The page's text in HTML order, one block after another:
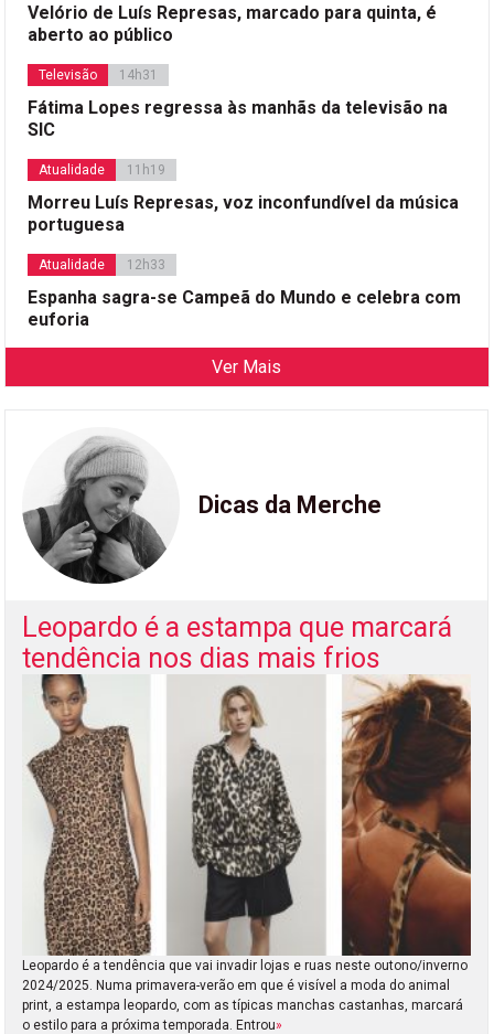
Velório de Luís Represas, marcado para quinta, é
aberto ao público
Televisão 14h31
Fátima Lopes regressa às manhãs da televisão na
SIC
Atualidade 11h19
Morreu Luís Represas, voz inconfundível da música
portuguesa
Atualidade 12h33
Espanha sagra-se Campeã do Mundo e celebra com
euforia
Ver Mais
Dicas da Merche
Leopardo é a estampa que marcará
tendência nos dias mais frios
Leopardo é a tendência que vai invadir lojas e ruas neste outono/inverno
2024/2025. Numa primavera-verão em que é visível a moda do animal
print, a estampa leopardo, com as típicas manchas castanhas, marcará
o estilo para a próxima temporada. Entrou»